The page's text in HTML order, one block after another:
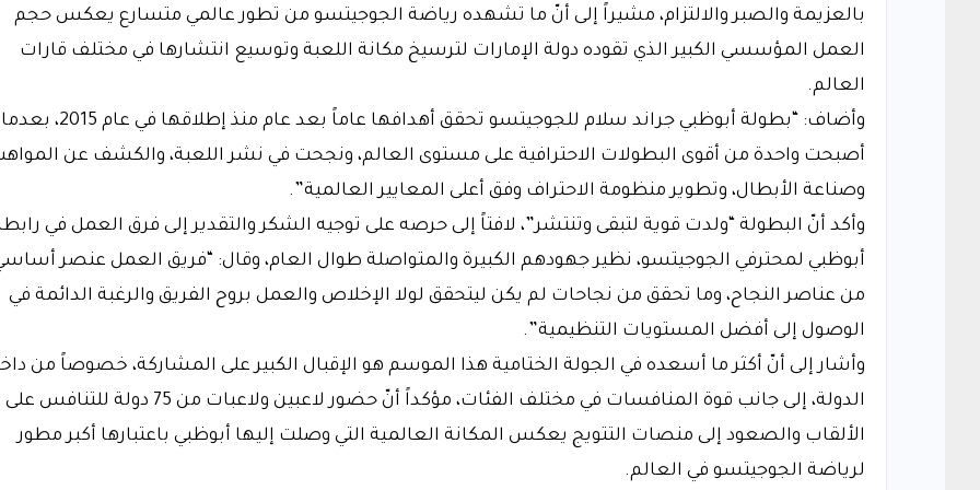
بالعزيمة والصبر والالتزام، مشيراً إلى أنّ ما تشهده رياضة الجوجيتسو من تطور عالمي متسارع يعكس حجم
العمل المؤسسي الكبير الذي تقوده دولة الإمارات لترسيخ مكانة اللعبة وتوسيع انتشارها في مختلف قارات
العالم.
وأضاف: “بطولة أبوظبي جراند سلام للجوجيتسو تحقق أهدافها عاماً بعد عام منذ إطلاقها في عام 2015، بعدما
أصبحت واحدة من أقوى البطولات الاحترافية على مستوى العالم، ونجحت في نشر اللعبة، والكشف عن
وصناعة الأبطال، وتطوير منظومة الاحتراف وفق أعلى المعايير العالمية”.
وأكد أنّ البطولة “ولدت قوية لتبقى وتنتشر”، لافتاً إلى حرصه على توجيه الشكر والتقدير إلى فرق العمل في
أبوظبي لمحترفي الجوجيتسو، نظير جهودهم الكبيرة والمتواصلة طوال العام، وقال: “فريق العمل عنصر
من عناصر النجاح، وما تحقق من نجاحات لم يكن ليتحقق لولا الإخلاص والعمل بروح الفريق والرغبة الدائمة في
الوصول إلى أفضل المستويات التنظيمية”.
وأشار إلى أنّ أكثر ما أسعده في الجولة الختامية هذا الموسم هو الإقبال الكبير على المشاركة، خصوصاً من
الدولة، إلى جانب قوة المنافسات في مختلف الفئات، مؤكداً أنّ حضور لاعبين ولاعبات من 75 دولة للتنافس على
الألقاب والصعود إلى منصات التتويج يعكس المكانة العالمية التي وصلت إليها أبوظبي باعتبارها أكبر مطور
لرياضة الجوجيتسو في العالم.